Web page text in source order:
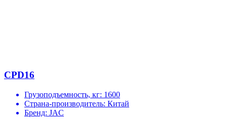
CPD16
Грузоподъемность, кг: 1600
Страна-производитель: Китай
Бренд: JAC